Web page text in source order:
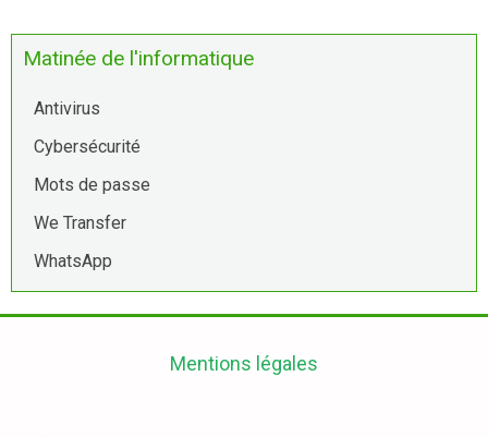
Matinée de l'informatique
Antivirus
Cybersécurité
Mots de passe
We Transfer
WhatsApp
Mentions légales